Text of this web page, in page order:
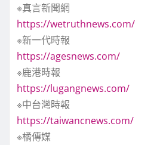
※真言新聞網
https://wetruthnews.com/
※新一代時報
https://agesnews.com/
※鹿港時報
https://lugangnews.com/
※中台灣時報
https://taiwancnews.com/
※橘傳媒